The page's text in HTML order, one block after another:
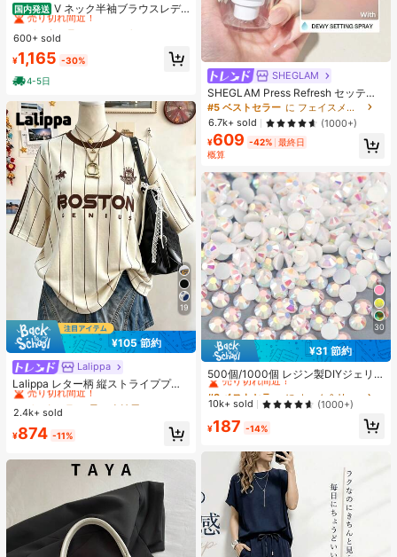
国内発送 V ネック半袖ブラウスレデ
ィース 前タックロールスリーブパー
ルボタンドレープゆったり肉隠しオ
フィス万能シフォントップス
売り切れ間近！
#5 ベストセラー
売り切れ間近！
#5 ベストセラー
売り切れ間近！
#5 ベストセラー
に エレガント レディーストップス
600+ sold
¥1,165 -30%
4-5日
19
¥105 節約
Lalippa
Lalippa レター柄 縦ストライププリ
ント ファッショナブル ミニマル オ
ーバーサイズ ミドル丈 ラウンドネッ
シャツ 友人へのギフト
#1 ベストセラー
売り切れ間近！
#1 ベストセラー
売り切れ間近！
#1 ベストセラー
売り切れ間近！
#1 ベストセラー
2.4k+ sold
¥874 -11%
SHEGLAM
SHEGLAM Press Refresh セッティ
ングスプレー 女性と女の子のための
ブランドビューティーコスメメイク
アップ
#5 ベストセラー
に フェイスメイク
6.7k+ sold
(1000+)
¥609 -42% 最終日
概算
30
¥31 節約
500個/1000個 レジン製DIYジェリ
ーフラットバックラインストーン 小
さな丸型ラインストーン ミニ装飾ア
クセサリー スマホケース、カップ、
靴、ブーツ、衣類装飾、ハンドメイ
ドDIYアイドル応援ファン、ネーム
#3 ベストセラー
に ホーム＆リビング
売り切れ間近！
#3 ベストセラー
売り切れ間近！
#3 ベストセラー
売り切れ間近！
#3 ベストセラー
売り切れ間近！
10k+ sold (1000+)
¥187 -14%